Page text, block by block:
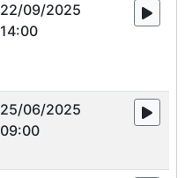
22/09/2025
14:00
25/06/2025
09:00